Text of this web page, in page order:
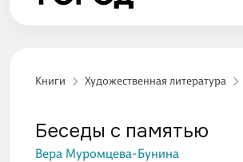
Книги Художественная литература
Беседы с памятью
Вера Муромцева-Бунина